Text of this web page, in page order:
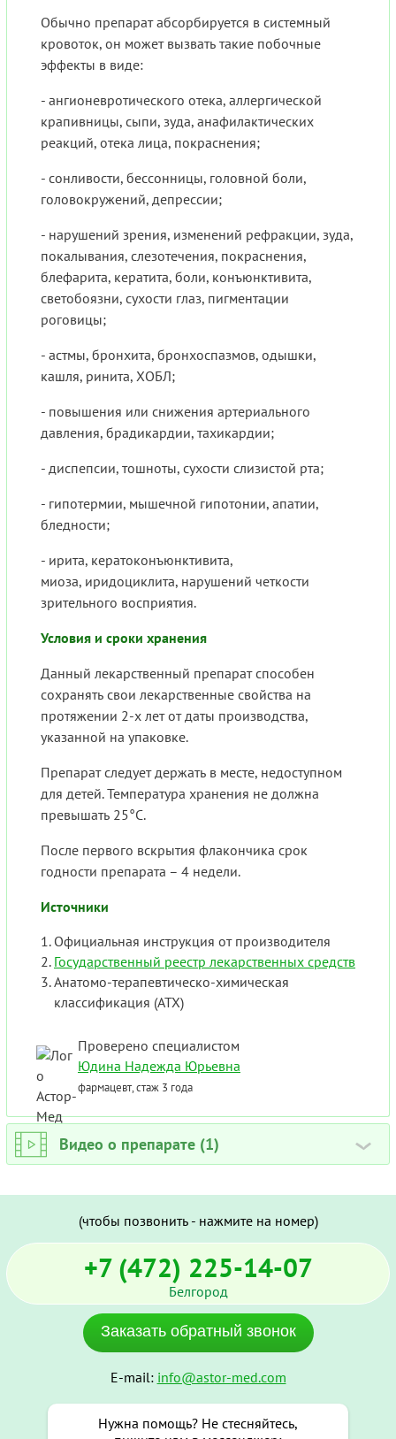
Обычно препарат абсорбируется в системный
кровоток, он может вызвать такие побочные
эффекты в виде:
- ангионевротического отека, аллергической
крапивницы, сыпи, зуда, анафилактических
реакций, отека лица, покраснения;
- сонливости, бессонницы, головной боли,
головокружений, депрессии;
- нарушений зрения, изменений рефракции, зуда,
покалывания, слезотечения, покраснения,
блефарита, кератита, боли, конъюнктивита,
светобоязни, сухости глаз, пигментации
роговицы;
- астмы, бронхита, бронхоспазмов, одышки,
кашля, ринита, ХОБЛ;
- повышения или снижения артериального
давления, брадикардии, тахикардии;
- диспепсии, тошноты, сухости слизистой рта;
- гипотермии, мышечной гипотонии, апатии,
бледности;
- ирита, кератоконъюнктивита,
миоза, иридоциклита, нарушений четкости
зрительного восприятия.
Условия и сроки хранения
Данный лекарственный препарат способен
сохранять свои лекарственные свойства на
протяжении 2-х лет от даты производства,
указанной на упаковке.
Препарат следует держать в месте, недоступном
для детей. Температура хранения не должна
превышать 25°С.
После первого вскрытия флакончика срок
годности препарата – 4 недели.
Источники
Официальная инструкция от производителя
Государственный реестр лекарственных средств
Анатомо-терапевтическо-химическая
классификация (ATX)
Проверено специалистом
Юдина Надежда Юрьевна
фармацевт, стаж 3 года
Видео о препарате (1) ›
(чтобы позвонить - нажмите на номер)
+7 (472) 225-14-07
Белгород
Заказать обратный звонок
E-mail: info@astor-med.com
Нужна помощь? Не стесняйтесь,